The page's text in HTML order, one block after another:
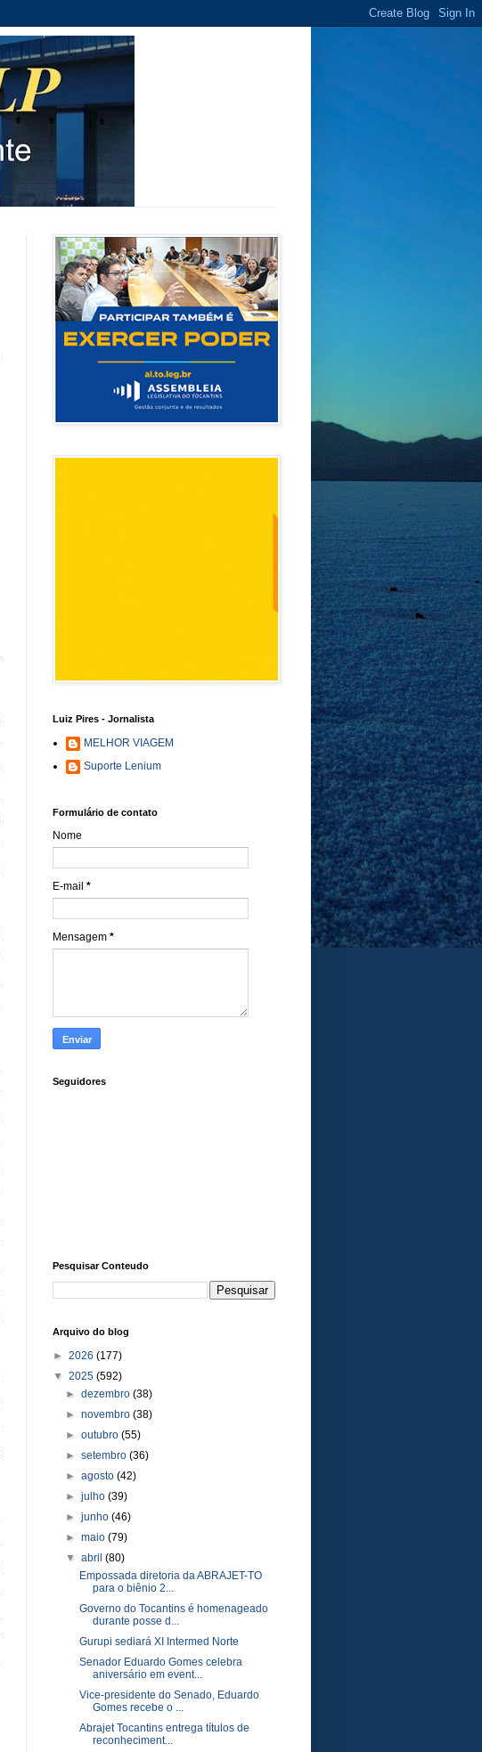
Luiz Pires - Jornalista
MELHOR VIAGEM
Suporte Lenium
Formulário de contato
Nome
E-mail *
Mensagem *
Seguidores
Pesquisar Conteudo
Arquivo do blog
► 2026 (177)
▼ 2025 (592)
►dezembro(38)
►novembro(38)
►outubro(55)
►setembro(36)
►agosto(42)
►julho(39)
►junho(46)
►maio(79)
▼abril(80)
Empossada diretoria da ABRAJET-TO
para o biênio 2...
Governo do Tocantins é homenageado
durante posse d...
Gurupi sediará XI Intermed Norte
Senador Eduardo Gomes celebra
aniversário em event...
Vice-presidente do Senado, Eduardo
Gomes recebe o ...
Abrajet Tocantins entrega títulos de
reconheciment...